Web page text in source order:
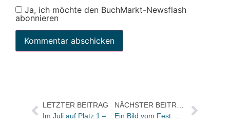
Ja, ich möchte den BuchMarkt-Newsflash
abonnieren
LETZTER BEITRAG
Im Juli auf Platz 1 – Sten Nadolny